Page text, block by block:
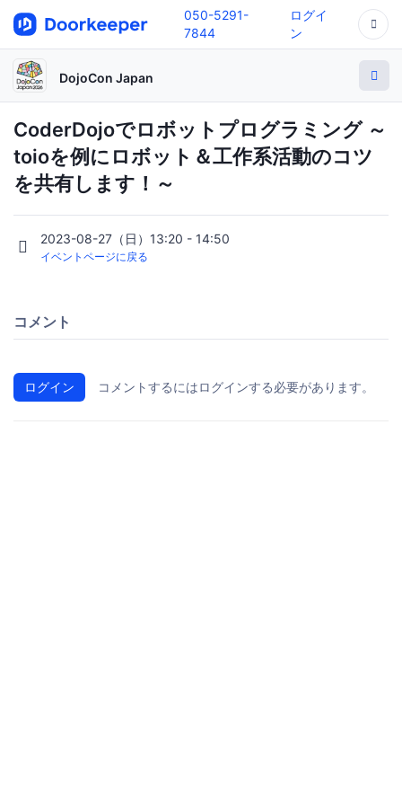
050-5291-
7844
ログイ
ン
DojoCon Japan
CoderDojoでロボットプログラミング ～
toioを例にロボット＆工作系活動のコツ
を共有します！～
2023-08-27（日）13:20 - 14:50
イベントページに戻る
コメント
ログイン コメントするにはログインする必要があります。